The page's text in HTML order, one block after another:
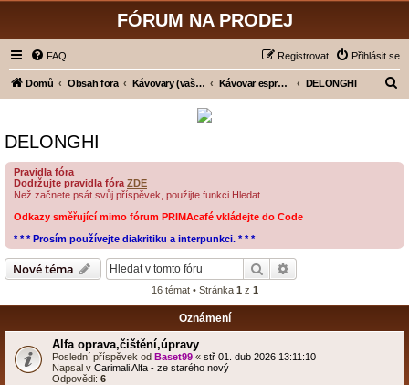
FÓRUM NA PRODEJ
FAQ Přihlásit se
Registrovat
Domů Obsah fora Kávovary (vaše hodnocení) Kávovar espresso - pákový DELONGHI
a
DELONGHI
Pravidla fóra
Dodržujte pravidla fóra ZDE
Než začnete psát svůj příspěvek, použijte funkci Hledat.
Odkazy směřující mimo fórum PRIMAcafé vkládejte do Code
* * * Prosím používejte diakritiku a interpunkci. * * *
Nové téma Hledat
16 témat • Stránka 1 z 1
Oznámení
Alfa oprava,čištění,úpravy
Poslední příspěvek od Baset99 « stř 01. dub 2026 13:11:10
Napsal v Carimali Alfa - ze starého nový
Odpovědi: 6